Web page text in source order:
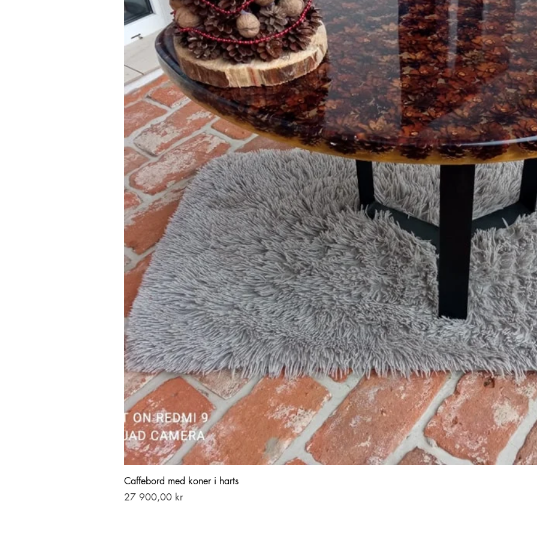
Caffebord med koner i harts
Pris
27 900,00 kr